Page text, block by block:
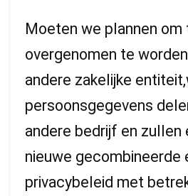
Moeten we plannen
overgenomen te
andere zakelijke
persoonsgegevens
andere bedrijf en zullen
nieuwe gecombineerde
privacybeleid met